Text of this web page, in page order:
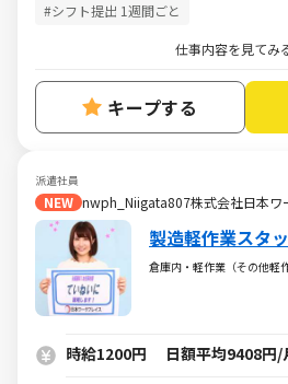
#シフト提出 1週間ごと
仕事内容を見てみ
キープする
派遣社員
NEW nwph_Niigata807株式会社日本ワ
製造軽作業スタ
倉庫内・軽作業（その他軽作
時給1200円 日額平均9408円/